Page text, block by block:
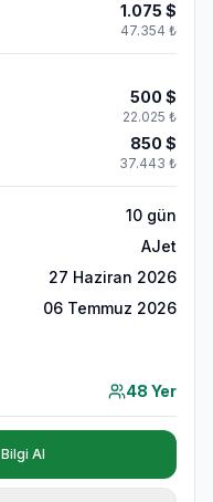
1.075 $
47.354 ₺
500 $
22.025 ₺
850 $
37.443 ₺
10 gün
AJet
27 Haziran 2026
06 Temmuz 2026
48 Yer
Al